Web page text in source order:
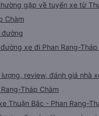
gặp về tuyến xe từ
Chàm
xe đi Phan Rang-
lượng, review, đánh giá nhà
Tháp Chàm
Thuận Bắc - Phan Rang-